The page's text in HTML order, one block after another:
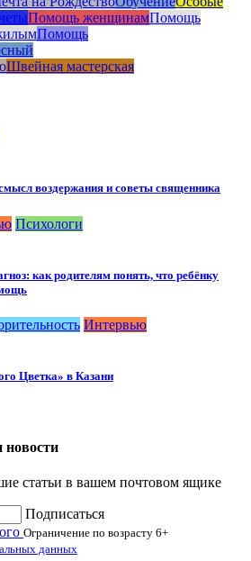
Помощь женщинамПомощь
Помощь
Швейная мастерская
воздержания и советы священника
Психологи
как родителям понять, что ребёнку
Интервью
Цветка» в Казани
статьи в вашем почтовом ящике
Подписаться
Ограничение по возрасту 6+
данных